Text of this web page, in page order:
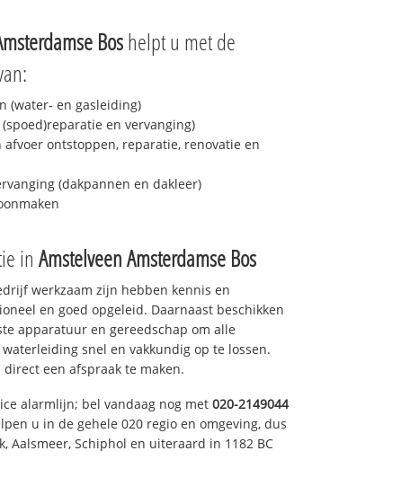
Boshelpt u met de
(water- en gasleiding)
en vervanging)
ontstoppen, reparatie, renovatie en
(dakpannen en dakleer)
in Amstelveen Amsterdamse Bos
werkzaam zijn hebben kennis en
en goed opgeleid. Daarnaast beschikken
apparatuur en gereedschap om alle
snel en vakkundig op te lossen.
een afspraak te maken.
alarmlijn; bel vandaag nog met 020-2149044
u in de gehele 020 regio en omgeving, dus
Aalsmeer, Schiphol en uiteraard in 1182 BC